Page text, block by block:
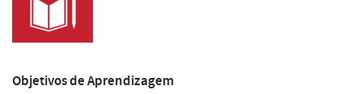
Objetivos de Aprendizagem